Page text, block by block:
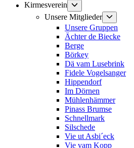
Kirmesverein
Untermenü
anzeigen
Unsere Mitglieder
anzeigen
Unsere Gruppen
Ächter de Biecke
Berge
Börkey
Dä vam Lusebrink
Fidele Vogelsanger
Hippendorf
Im Dörnen
Mühlenhämmer
Pinass Brumse
Schnellmark
Silschede
Vie ut Asbi´eck
Vie vam Kopp